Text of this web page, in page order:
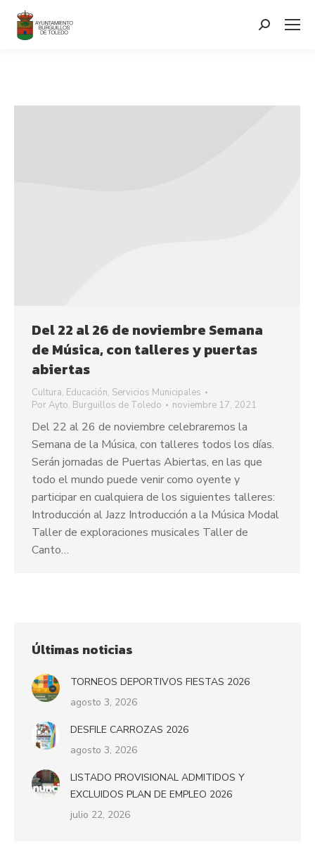
contenido
Search:
Del 22 al 26 de noviembre Semana
de Música, con talleres y puertas
abiertas
Cultura, Educación, Servicios Municipales
PorAyto. Burguillos de Toledo noviembre 17, 2021
Del 22 al 26 de noviembre celebraremos la
Semana de la Música, con talleres todos los días.
Serán jornadas de Puertas Abiertas, en las que
todo el mundo puede venir como oyente y
participar en cualquiera de los siguientes talleres:
Introducción al Jazz Introducción a la Música Modal
Taller de exploraciones musicales Taller de
Canto…
Últimas noticias
TORNEOS DEPORTIVOS FIESTAS 2026
agosto 3, 2026
DESFILE CARROZAS 2026
agosto 3, 2026
LISTADO PROVISIONAL ADMITIDOS Y
EXCLUIDOS PLAN DE EMPLEO 2026
julio 22, 2026